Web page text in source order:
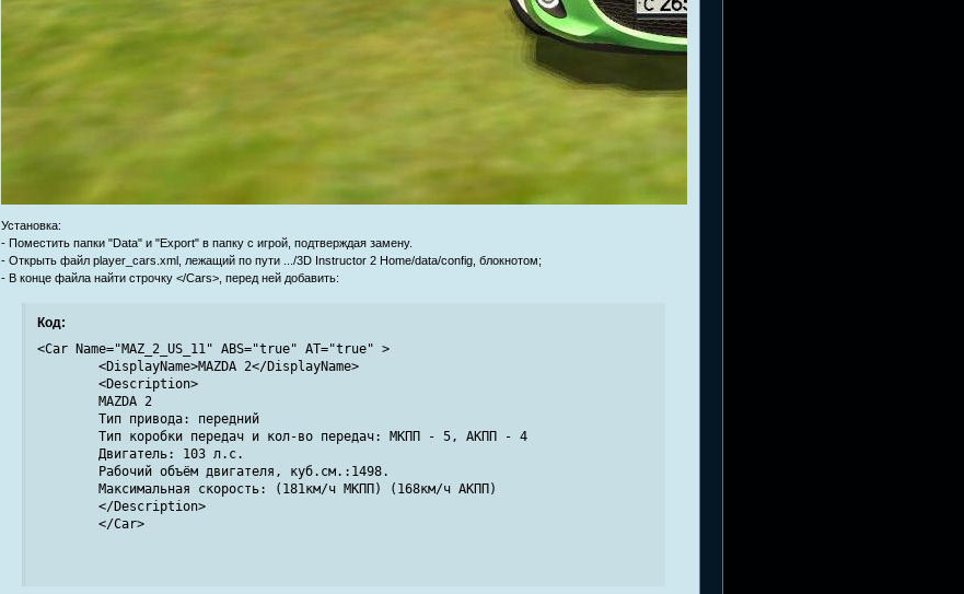
Установка:
- Поместить папки "Data" и "Export" в папку с игрой, подтверждая замену.
- Открыть файл player_cars.xml, лежащий по пути .../3D Instructor 2 Home/data/config, блокнотом;
- В конце файла найти строчку </Cars>, перед ней добавить:
Код:
<Car Name="MAZ_2_US_11" ABS="true" AT="true" >
	<DisplayName>MAZDA 2</DisplayName>
	<Description>
	MAZDA 2
	Тип привода: передний
	Тип коробки передач и кол-во передач: МКПП - 5, АКПП - 4
	Двигатель: 103 л.с.
	Максимальная скорость: (181км/ч МКПП) (168км/ч АКПП)
	</Description>
	</Car>